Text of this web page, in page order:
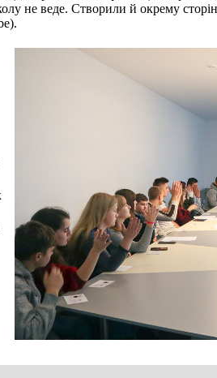
не веде. Створили й окрему